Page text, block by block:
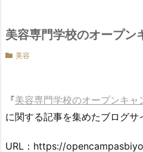
美容専門学校のオープン
美容
『美容専門学校のオープンキャ
に関する記事を集めたブログサ
URL：https://